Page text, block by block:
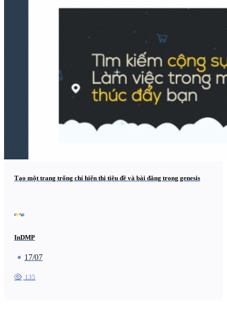
Tạo một trang trống chỉ hiển thị tiêu đề và bài đăng trong genesis
InDMP
17/07
135